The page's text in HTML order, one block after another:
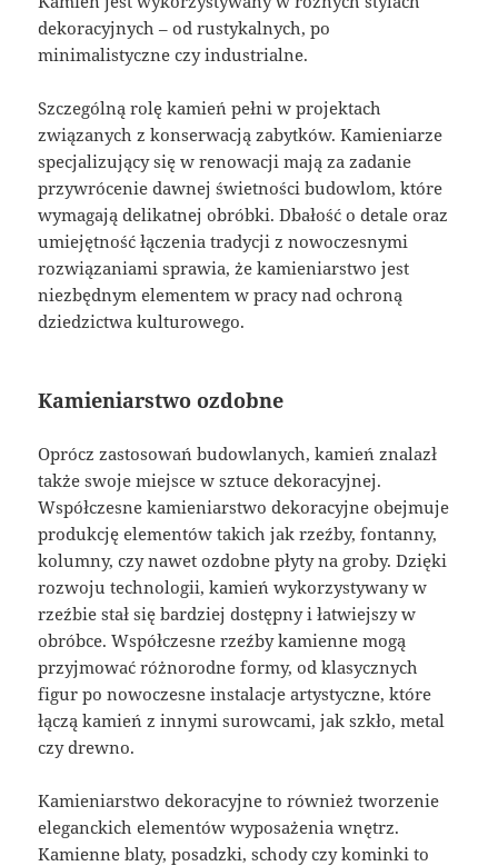
dekoracyjnych – od rustykalnych, po
minimalistyczne czy industrialne.
Szczególną rolę kamień pełni w projektach
związanych z konserwacją zabytków. Kamieniarze
specjalizujący się w renowacji mają za zadanie
przywrócenie dawnej świetności budowlom, które
wymagają delikatnej obróbki. Dbałość o detale oraz
umiejętność łączenia tradycji z nowoczesnymi
rozwiązaniami sprawia, że kamieniarstwo jest
niezbędnym elementem w pracy nad ochroną
dziedzictwa kulturowego.
Kamieniarstwo ozdobne
Oprócz zastosowań budowlanych, kamień znalazł
także swoje miejsce w sztuce dekoracyjnej.
Współczesne kamieniarstwo dekoracyjne obejmuje
produkcję elementów takich jak rzeźby, fontanny,
kolumny, czy nawet ozdobne płyty na groby. Dzięki
rozwoju technologii, kamień wykorzystywany w
rzeźbie stał się bardziej dostępny i łatwiejszy w
obróbce. Współczesne rzeźby kamienne mogą
przyjmować różnorodne formy, od klasycznych
figur po nowoczesne instalacje artystyczne, które
łączą kamień z innymi surowcami, jak szkło, metal
czy drewno.
Kamieniarstwo dekoracyjne to również tworzenie
eleganckich elementów wyposażenia wnętrz.
Kamienne blaty, posadzki, schody czy kominki to